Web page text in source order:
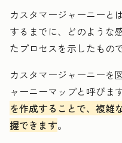
カスタマージャーニーと
するまでに、どのような
たプロセスを示したもの
カスタマージャーニーを
ャーニーマップと呼びます
を作成することで、複雑
握できます。